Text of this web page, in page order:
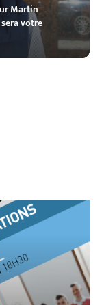
Martin
votre